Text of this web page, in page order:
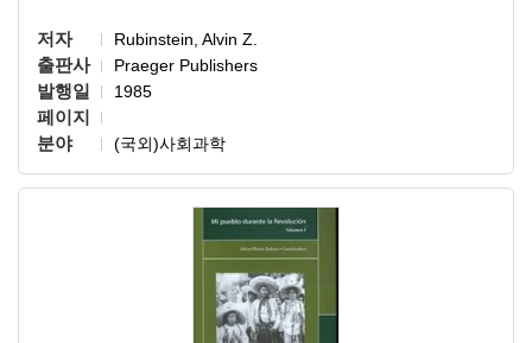
저자 Rubinstein, Alvin Z.
출판사 Praeger Publishers
발행일 1985
페이지
분야
(국외)사회과학